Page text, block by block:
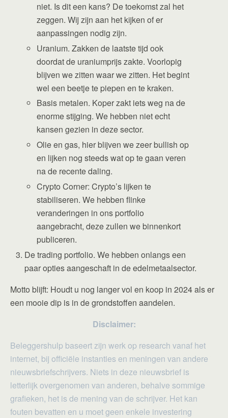
niet. Is dit een kans? De toekomst zal het
zeggen. Wij zijn aan het kijken of er
aanpassingen nodig zijn.
Uranium. Zakken de laatste tijd ook
doordat de uraniumprijs zakte. Voorlopig
blijven we zitten waar we zitten. Het begint
wel een beetje te piepen en te kraken.
Basis metalen. Koper zakt iets weg na de
enorme stijging. We hebben niet echt
kansen gezien in deze sector.
Olie en gas, hier blijven we zeer bullish op
en lijken nog steeds wat op te gaan veren
na de recente daling.
Crypto Corner: Crypto’s lijken te
stabiliseren. We hebben flinke
veranderingen in ons portfolio
aangebracht, deze zullen we binnenkort
publiceren.
De trading portfolio. We hebben onlangs een
paar opties aangeschaft in de edelmetaalsector.
Motto blijft: Houdt u nog langer vol en koop in 2024 als er
een mooie dip is in de grondstoffen aandelen.
Disclaimer:
Beleggershulp baseert zijn werk op research vanaf het
internet, bij officiële instanties en meningen van andere
nieuwsbriefschrijvers. Niets in deze nieuwsbrief is
letterlijk overgenomen van anderen, behalve sommige
grafieken, het is de mening van de schrijver. Het kan
fouten bevatten en u moet geen enkele investering